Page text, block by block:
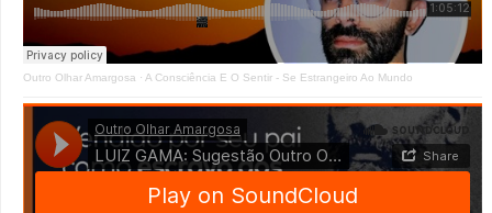
Outro Olhar Amargosa · A Consciência E O Sentir - Se Estrangeiro Ao Mundo